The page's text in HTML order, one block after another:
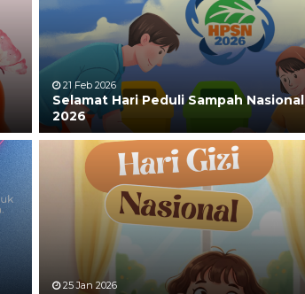
21 Feb 2026
Selamat Hari Peduli Sampah Nasional
2026
25 Jan 2026